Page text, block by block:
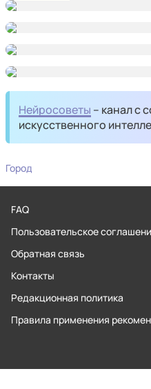
Нейросоветы – канал с
искусственного
Город
FAQ
Пользовательское
Обратная связь
Контакты
Редакционная политика
Правила применения